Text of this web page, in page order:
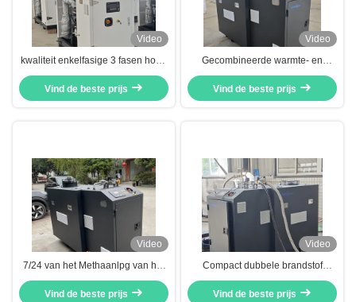
Video
kwaliteit enkelfasige 3 fasen hoge
betrouwbaarheid hoge efficiëntie
lager geluid stille micro gas WKK-
opwekkingsapparatuur 8kw 10kva
Vind de beste prijs
Video
Gecombineerde warmte- en
elektriciteitsgenerator met een
hoog overkoepelend rendement
Vind de beste prijs
Video
7/24 van het Methaanlpg van het
uren Ononderbroken lopende
Aardgas de Brandstof20kw Micro-
Vind de beste prijs
Video
Compact dubbele brandstof
aardgas CHP Combined Heat
And Power System 20kw 25kva
Vind de beste prijs